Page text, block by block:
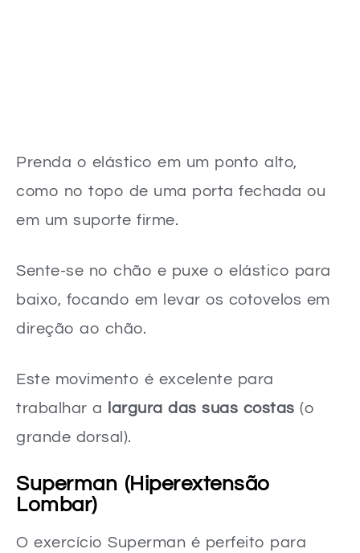
Prenda o elástico em um ponto alto,
como no topo de uma porta fechada ou
em um suporte firme.
Sente-se no chão e puxe o elástico para
baixo, focando em levar os cotovelos em
direção ao chão.
Este movimento é excelente para
trabalhar a
largura das suas costas (o
grande dorsal).
Superman (Hiperextensão
Lombar)
O exercício Superman é perfeito para